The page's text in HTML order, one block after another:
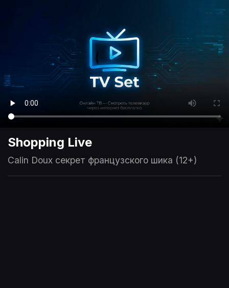
Shopping Live
Calin Doux секрет французского шика (12+)